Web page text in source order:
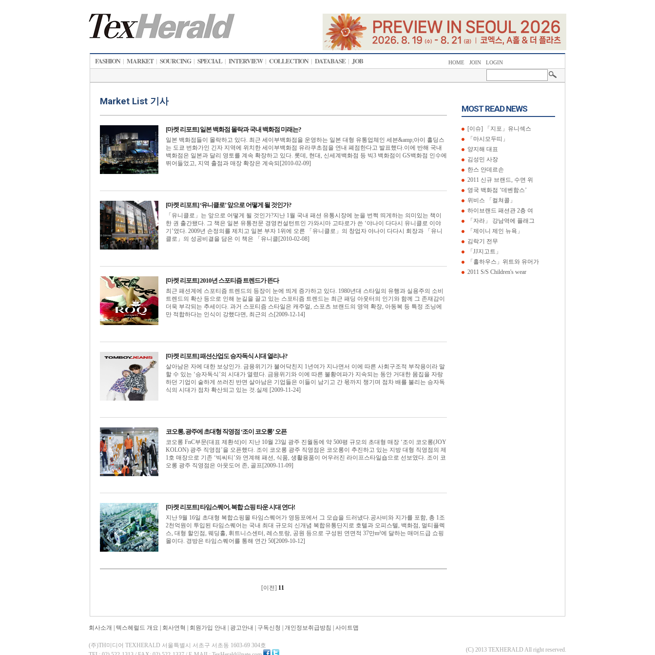
FASHION | MARKET | SOURCING | SPECIAL | INTERVIEW | COLLECTION | DATABASE | JOB HOME JOIN LOGIN
Market List 기사
[마켓 리포트] 일본 백화점 몰락과 국내 백화점 미래는?
일본 백화점들이 몰락하고 있다. 최근 세이부백화점을 운영하는 일본 대형 유통업체인 세븐&amp;아이 홀딩스
는 도쿄 번화가인 긴자 지역에 위치한 세이부백화점 유라쿠초점을 연내 폐점한다고 발표했다.이에 반해 국내
백화점은 일본과 달리 영토를 계속 확장하고 있다. 롯데, 현대, 신세계백화점 등 빅3 백화점이 GS백화점 인수에
뛰어들었고, 지역 출점과 매장 확장은 계속되[2010-02-09]
[마켓 리포트] ‘유니클로’ 앞으로 어떻게 될 것인가?
「유니클로」는 앞으로 어떻게 될 것인가?지난 1월 국내 패션 유통시장에 눈을 번쩍 띄게하는 의미있는 책이
한 권 출간됐다. 그 책은 일본 유통전문 경영컨설턴트인 가와시마 고타로가 쓴 ‘야나이 다다시 유니클로 이야
기’였다. 2009년 손정의를 제치고 일본 부자 1위에 오른 「유니클로」의 창업자 야나이 다다시 회장과 「유니
클로」의 성공비결을 담은 이 책은 「유니클[2010-02-08]
[마켓 리포트] 2010년 스포티즘 트렌드가 뜬다
최근 패션계에 스포티즘 트렌드의 등장이 눈에 띄게 증가하고 있다. 1980년대 스타일의 유행과 실용주의 소비
트렌드의 확산 등으로 인해 눈길을 끌고 있는 스포티즘 트렌드는 최근 패딩 아웃터의 인기와 함께 그 존재감이
더욱 부각되는 추세이다. 과거 스포티즘 스타일은 캐주얼, 스포츠 브랜드의 영역 확장, 아동복 등 특정 조닝에
만 적합하다는 인식이 강했다면, 최근의 스[2009-12-14]
[마켓 리포트] 패션산업도 승자독식 시대 열리나?
살아남은 자에 대한 보상인가. 금융위기가 불어닥친지 1년여가 지나면서 이에 따른 사회구조적 부작용이라 말
할 수 있는 ‘승자독식’의 시대가 열렸다. 금융위기와 이에 따른 불황여파가 지속되는 동안 거대한 몸집을 자랑
하던 기업이 숱하게 쓰러진 반면 살아남은 기업들은 이들이 남기고 간 몫까지 챙기며 점차 배를 불리는 승자독
식의 시대가 점차 확산되고 있는 것.실제 [2009-11-24]
코오롱, 광주에 초대형 직영점 ‘조이 코오롱’ 오픈
코오롱 FnC부문(대표 제환석)이 지난 10월 23일 광주 진월동에 약 500평 규모의 초대형 매장 ‘조이 코오롱(JOY
KOLON) 광주 직영점’을 오픈했다. 조이 코오롱 광주 직영점은 코오롱이 추진하고 있는 지방 대형 직영점의 제
1호 매장으로 기존 ‘빅씨티’와 연계해 패션, 식품, 생활용품이 어우러진 라이프스타일숍으로 선보였다. 조이 코
오롱 광주 직영점은 아웃도어 존, 골프[2009-11-09]
[마켓 리포트] 타임스퀘어, 복합 쇼핑 타운 시대 연다!
지난 9월 16일 초대형 복합쇼핑몰 타임스퀘어가 영등포에서 그 모습을 드러냈다.공사비와 지가를 포함, 총 1조
2천억원이 투입된 타임스퀘어는 국내 최대 규모의 신개념 복합유통단지로 호텔과 오피스텔, 백화점, 멀티플렉
스, 대형 할인점, 웨딩홀, 휘트니스센터, 레스토랑, 공원 등으로 구성된 연면적 37만m²에 달하는 매머드급 쇼핑
몰이다. 경방은 타임스퀘어를 통해 연간 50[2009-10-12]
[이전] 11
MOST READ NEWS
[이슈] 「지포」유니섹스
「마시모두띠」
양지해 대표
김성민 사장
한스 안데르손
2011 신규 브랜드, 수면 위
영국 백화점 ‘데벤함스’
위비스 「컬쳐콜」
하이브랜드 패션관 2층 여
「자라」 강남역에 플래그
「제이니 제인 뉴욕」
김락기 전무
「JJ지고트」
「홀하우스」위트와 유머가
2011 S/S Children's wear
회사소개 텍스헤럴드 개요 회사연혁 회원가입 안내 광고안내 구독신청 개인정보취급방침 사이트맵
(주)TH미디어 TEXHERALD 서울특별시 서초구 서초동 1603-69 304호
(C) 2013 TEXHERALD All right reserved.